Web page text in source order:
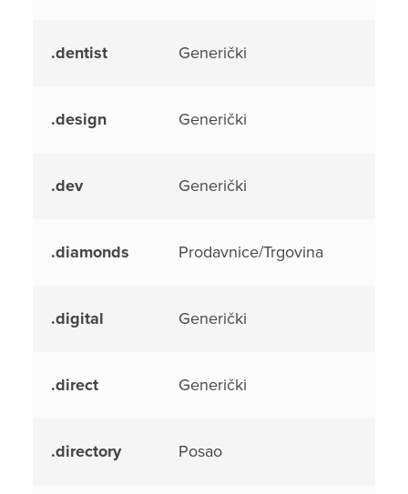
.dentist Generički
.design Generički
.dev Generički
.diamonds Prodavnice/Trgovina
.digital Generički
.direct Generički
.directory Posao